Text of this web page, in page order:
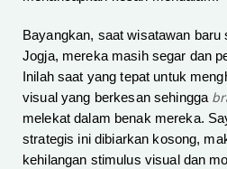
Bayangkan, saat wisatawan
Jogja, mereka masih segar dan
Inilah saat yang tepat untuk
visual yang berkesan sehingga
melekat dalam benak mereka.
strategis ini dibiarkan kosong,
kehilangan stimulus visual dan